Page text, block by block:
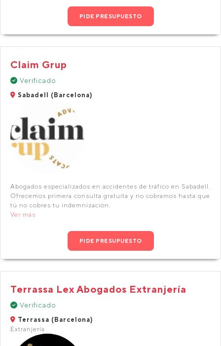
PIDE PRESUPUESTO
Claim Grup
Verificado
Sabadell (Barcelona)
Abogados especializados en accidentes de tráfico en Sabadell.
Ofrecemos primera consulta gratuita y no cobramos hasta que
tú no cobres tu indemnización.
Ver más
PIDE PRESUPUESTO
Terrassa Lex Abogados Extranjería
Verificado
Terrassa (Barcelona)
Extranjería